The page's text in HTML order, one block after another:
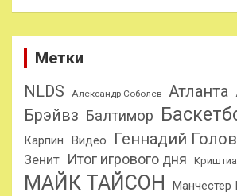
Метки
NLDS
Александр Соболев Атланта
Брэйвз Балтимор
Карпин
Видео Геннадий
Зенит Итог игрового дня
МАЙК ТАЙСОН Манчестер